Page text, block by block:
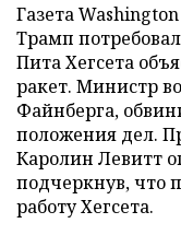
Газета
Трамп
Пита Хегсета
ракет. Министр
Файнберга,
положения дел.
Каролин Левитт
подчеркнув, что
работу Хегсета.